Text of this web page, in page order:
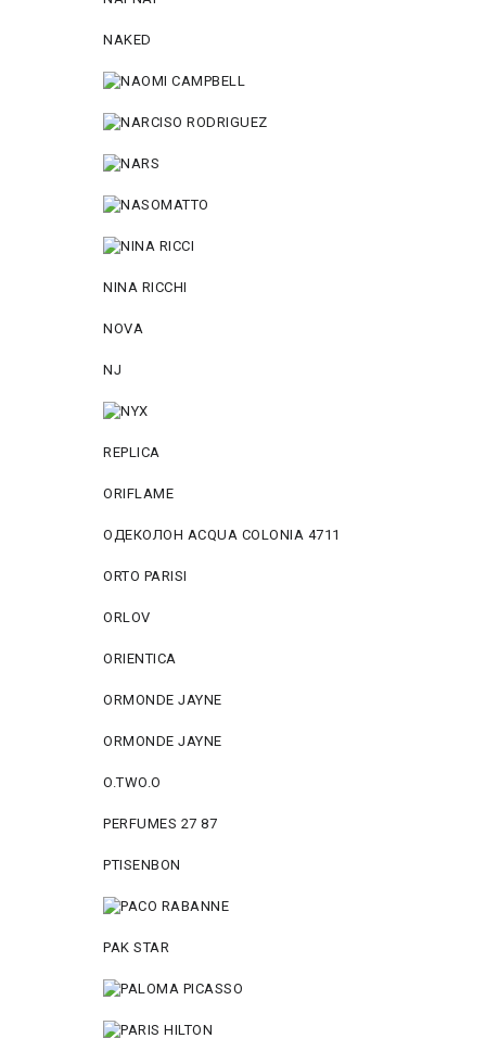
NAKED
NINA RICCHI
NOVA
NJ
REPLICA
ORIFLAME
ОДЕКОЛОН ACQUA COLONIA 4711
ORTO PARISI
ORLOV
ORIENTICA
ORMONDE JAYNE
ORMONDE JAYNE
O.TWO.O
PERFUMES 27 87
PTISENBON
PAK STAR